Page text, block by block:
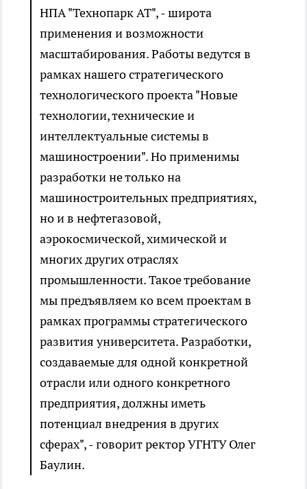
НПА "Технопарк АТ", - широта
применения и возможности
масштабирования. Работы ведутся в
рамках нашего стратегического
технологического проекта "Новые
технологии, технические и
интеллектуальные системы в
машиностроении". Но применимы
разработки не только на
машиностроительных предприятиях,
но и в нефтегазовой,
аэрокосмической, химической и
многих других отраслях
промышленности. Такое требование
мы предъявляем ко всем проектам в
рамках программы стратегического
развития университета. Разработки,
создаваемые для одной конкретной
отрасли или одного конкретного
предприятия, должны иметь
потенциал внедрения в других
сферах", - говорит ректор УГНТУ Олег
Баулин.